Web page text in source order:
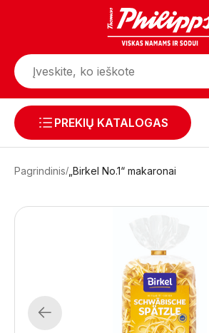
PREKIŲ KATALOGAS
Pagrindinis „Birkel No.1“ makaronai
Previous